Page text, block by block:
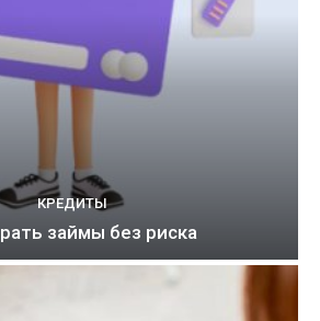
КРЕДИТЫ
займы без риска